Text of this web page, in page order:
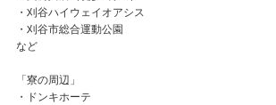
・刈谷ハイウェイオアシス
・刈谷市総合運動公園
など
「寮の周辺」
・ドンキホーテ